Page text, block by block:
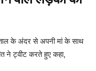
के अंदर से अपनी मां के साथ
ने ट्वीट करते हुए कहा,